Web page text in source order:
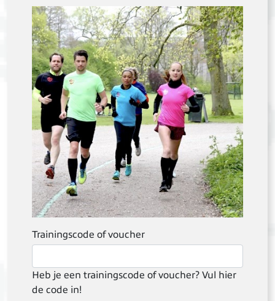
Trainingscode of voucher
Heb je een trainingscode of voucher? Vul hier
de code in!